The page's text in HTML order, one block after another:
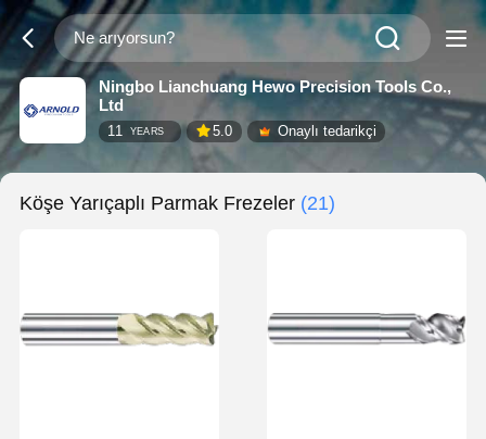
Ningbo Lianchuang Hewo Precision Tools Co.,
Ltd
11 YEARS 5.0 Onaylı tedarikçi
Köşe Yarıçaplı Parmak Frezeler (21)